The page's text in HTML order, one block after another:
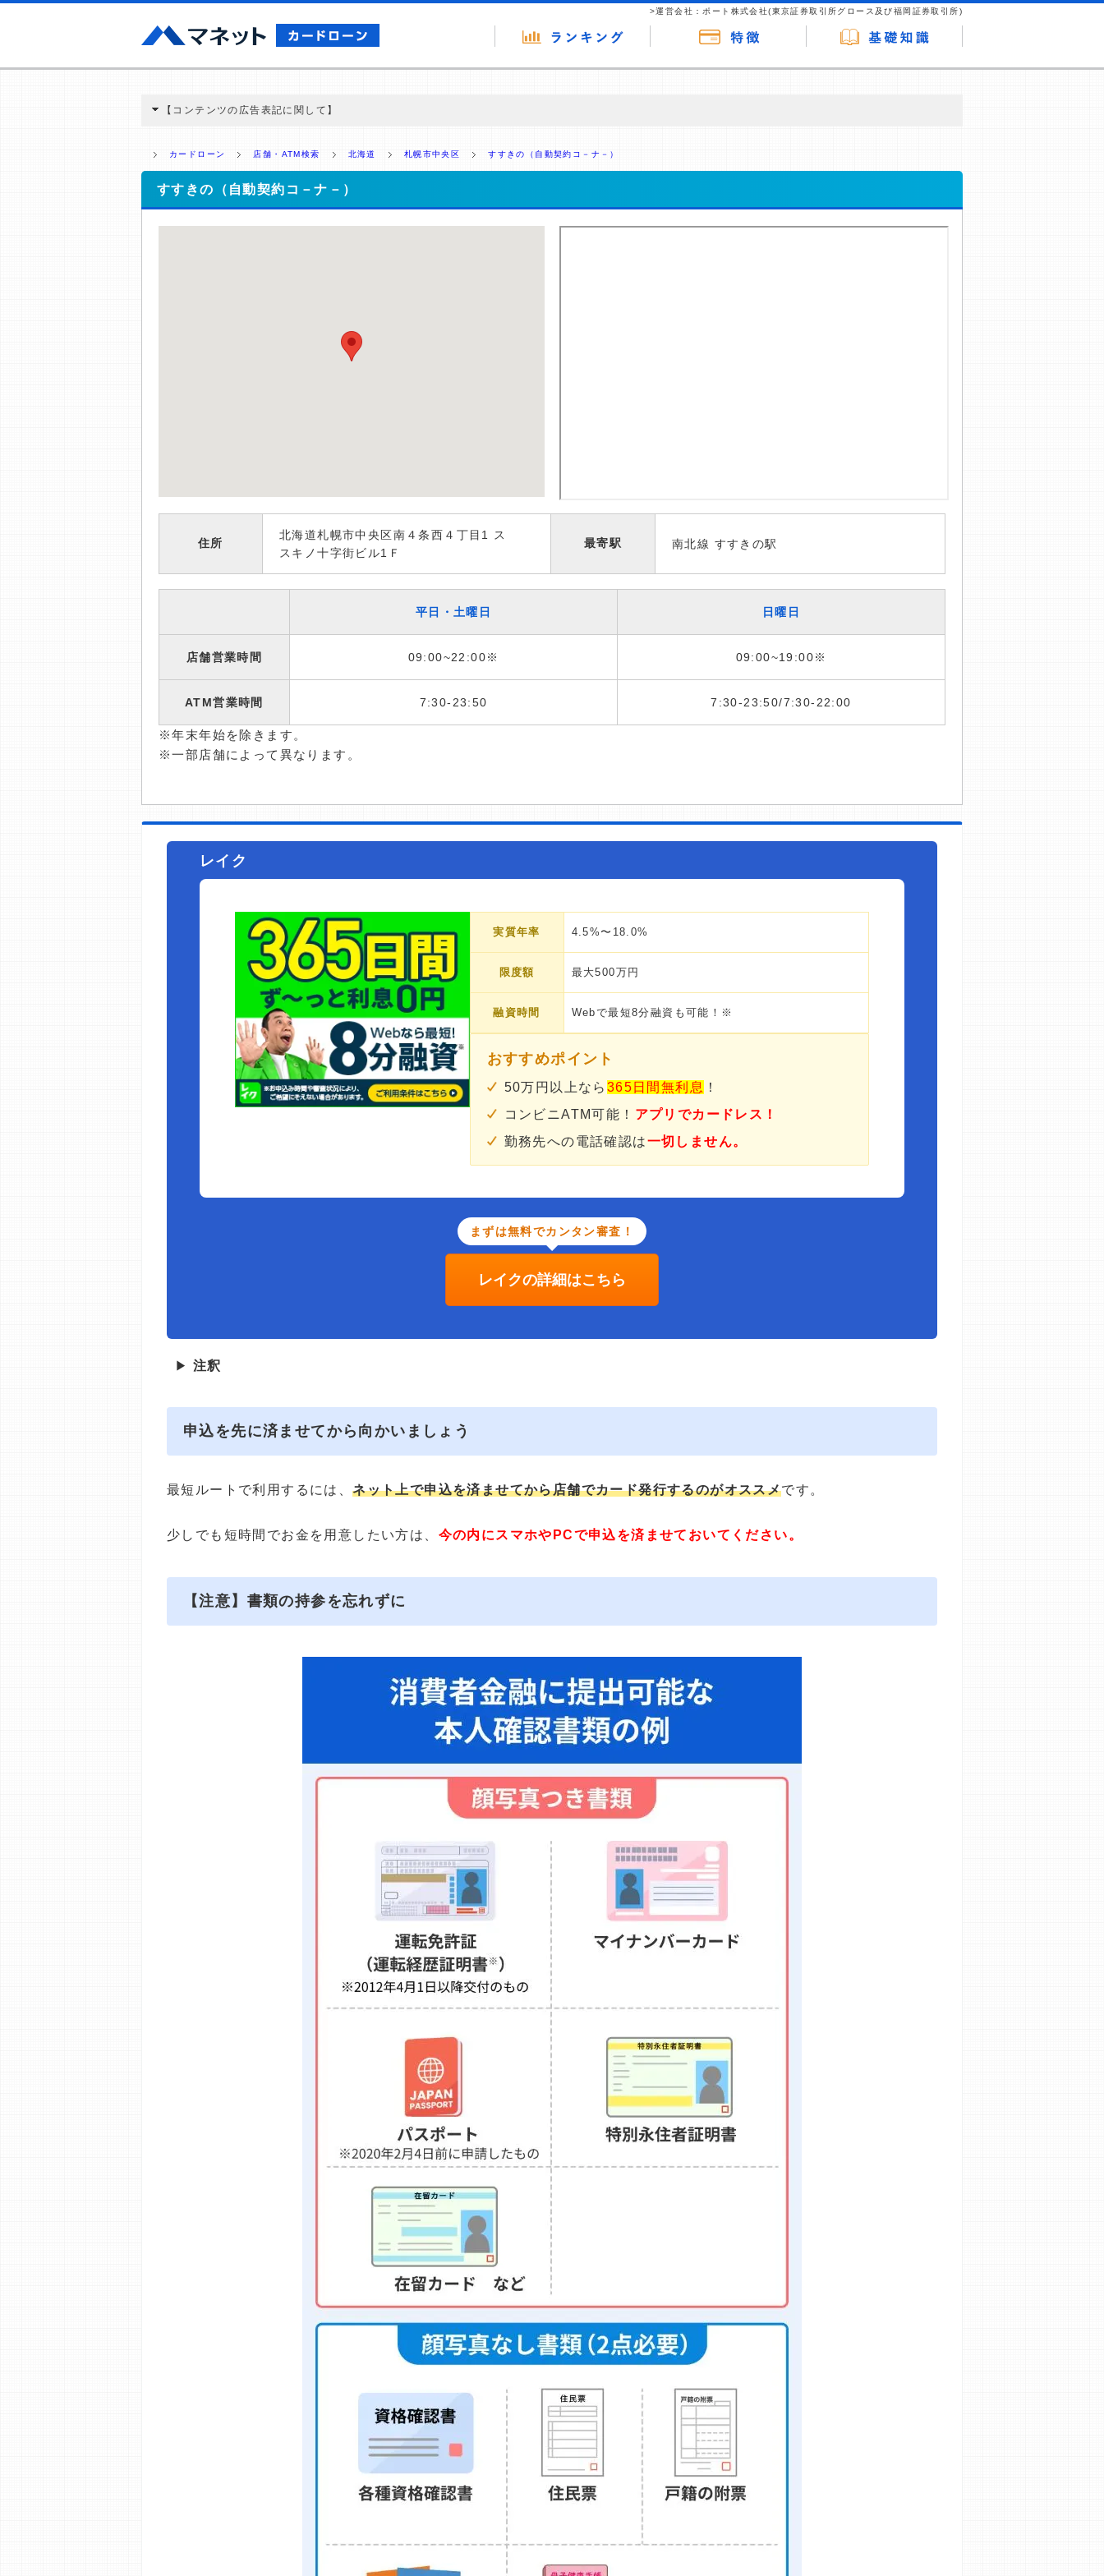
>運営会社：ポート株式会社(東京証券取引所グロース及び福岡証券取引所)
【コンテンツの広告表記に関して】
ミ収集などに基づき、公平性を担保した情報提供を行っています。
>提携企業一覧
カードローン 店舗・ATM検索 北海道 札幌市中央区 すすきの（自動契約コ－ナ－）
すすきの（自動契約コ－ナ－）
住所
北海道札幌市中央区南４条西４丁目1 ス
スキノ十字街ビル1Ｆ
最寄駅 南北線 すすきの駅
平日・土曜日 日曜日
店舗営業時間 09:00~22:00※ 09:00~19:00※
ATM営業時間 7:30-23:50 7:30-23:50/7:30-22:00
※年末年始を除きます。
※一部店舗によって異なります。
レイク
実質年率 4.5%〜18.0%
限度額 最大500万円
融資時間 Webで最短8分融資も可能！※
おすすめポイント
50万円以上なら 365日間無利息 ！
コンビニATM可能！ アプリでカードレス！
勤務先への電話確認は一切しません。
まずは無料でカンタン審査！
レイクの詳細はこちら
▶ 注釈
申込を先に済ませてから向かいましょう
最短ルートで利用するには、ネット上で申込を済ませてから店舗でカード発行するのがオススメです。
少しでも短時間でお金を用意したい方は、 今の内にスマホやPCで申込を済ませておいてください。
【注意】書類の持参を忘れずに